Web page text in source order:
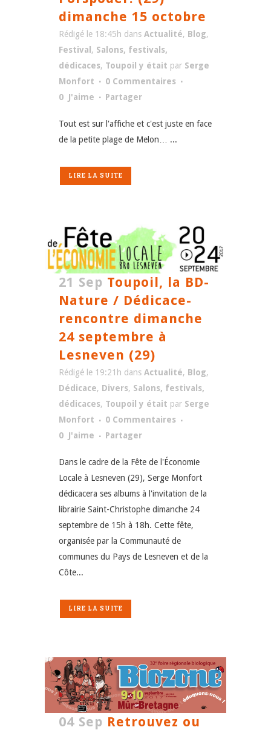
dimanche 15 octobre
Rédigé le 18:45h dans Actualité, Blog,
Festival , Salons, festivals,
dédicaces, Toupoil y était par Serge
Monfort
0 Commentaires
0 J'aime Partager
Tout est sur l'affiche et c'est juste en face
de la petite plage de Melon… ...
LIRE LA SUITE
21 Sep Toupoil, la BD-
Nature / Dédicace-
rencontre dimanche
24 septembre à
Lesneven (29)
Rédigé le 19:21h dans Actualité, Blog,
Dédicace, Divers, Salons, festivals,
dédicaces, Toupoil y était par Serge
Monfort
0 Commentaires
0 J'aime Partager
Dans le cadre de la Fête de l'Économie
Locale à Lesneven (29), Serge Monfort
dédicacera ses albums à l'invitation de la
librairie Saint-Christophe dimanche 24
septembre de 15h à 18h. Cette fête,
organisée par la Communauté de
communes du Pays de Lesneven et de la
Côte...
LIRE LA SUITE
04 Sep Retrouvez ou